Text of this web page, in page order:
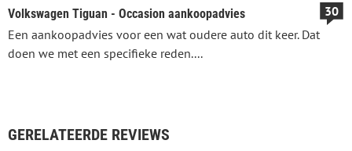
Volkswagen Tiguan - Occasion aankoopadvies
30
Een aankoopadvies voor een wat oudere auto dit keer. Dat
doen we met een specifieke reden....
GERELATEERDE REVIEWS